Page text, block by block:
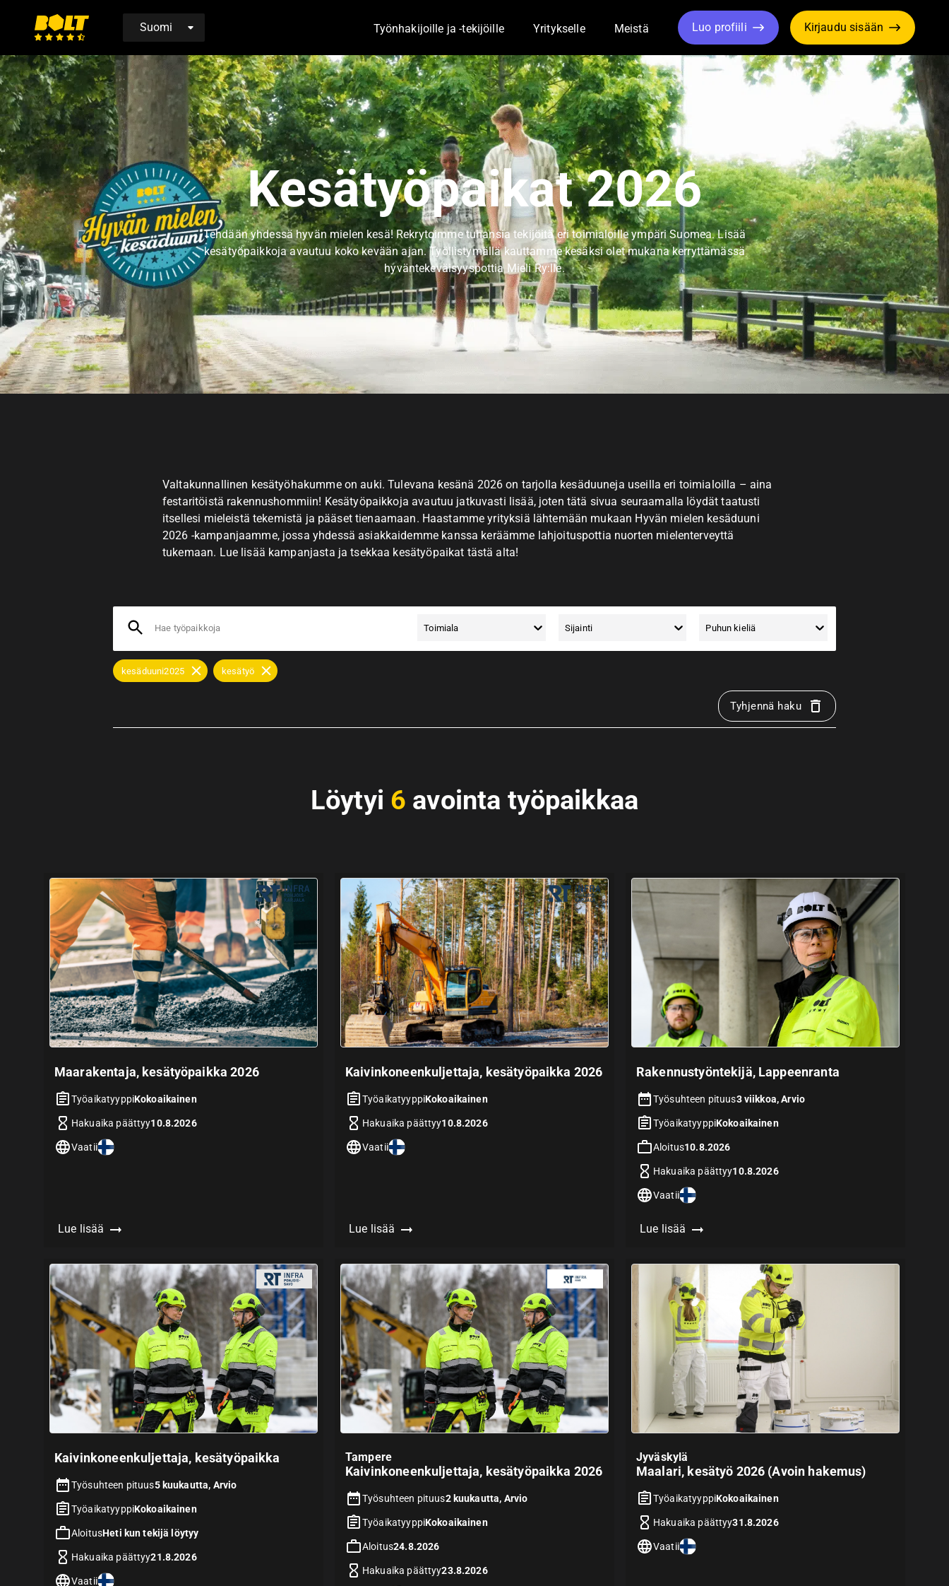
Siirry
etusivulle
Työnhakijoille ja -tekijöille Toggle Dropdown
Yritykselle Toggle Dropdown
Meistä Toggle Dropdown
Luo profiili Kirjaudu sisään
Kesätyöpaikat 2026
Tehdään yhdessä hyvän mielen kesä! Rekrytoimme tuhansia tekijöitä eri toimialoille ympäri Suomea. Lisää
kesätyöpaikkoja avautuu koko kevään ajan. Työllistymällä kauttamme kesäksi olet mukana kerryttämässä
hyväntekeväisyyspottia Mieli Ry:lle.
Valtakunnallinen kesätyöhakumme on auki. Tulevana kesänä 2026 on tarjolla kesäduuneja useilla eri toimialoilla – aina
festaritöistä rakennushommiin! Kesätyöpaikkoja avautuu jatkuvasti lisää, joten tätä sivua seuraamalla löydät taatusti
itsellesi mieleistä tekemistä ja pääset tienaamaan. Haastamme yrityksiä lähtemään mukaan Hyvän mielen kesäduuni
2026 -kampanjaamme, jossa yhdessä asiakkaidemme kanssa keräämme lahjoituspottia nuorten mielenterveyttä
tukemaan. Lue lisää kampanjasta ja tsekkaa kesätyöpaikat tästä alta!
Hae työpaikkoja Toimiala Sijainti Puhun kieliä
kesäduuni2025 kesätyö
Tyhjennä haku
Löytyi 6 avointa työpaikkaa
Maarakentaja, kesätyöpaikka 2026
TyöaikatyyppiKokoaikainen
Hakuaika päättyy10.8.2026
Vaatii
Lue lisää
Kaivinkoneenkuljettaja, kesätyöpaikka 2026
TyöaikatyyppiKokoaikainen
Hakuaika päättyy10.8.2026
Vaatii
Lue lisää
Rakennustyöntekijä, Lappeenranta
Työsuhteen pituus3 viikkoa, Arvio
TyöaikatyyppiKokoaikainen
Aloitus10.8.2026
Hakuaika päättyy10.8.2026
Vaatii
Lue lisää
Kaivinkoneenkuljettaja, kesätyöpaikka
Työsuhteen pituus5 kuukautta, Arvio
TyöaikatyyppiKokoaikainen
AloitusHeti kun tekijä löytyy
Hakuaika päättyy21.8.2026
Vaatii
Tampere
Kaivinkoneenkuljettaja, kesätyöpaikka 2026
Työsuhteen pituus2 kuukautta, Arvio
TyöaikatyyppiKokoaikainen
Aloitus24.8.2026
Hakuaika päättyy23.8.2026
Jyväskylä
Maalari, kesätyö 2026 (Avoin hakemus)
TyöaikatyyppiKokoaikainen
Hakuaika päättyy31.8.2026
Vaatii